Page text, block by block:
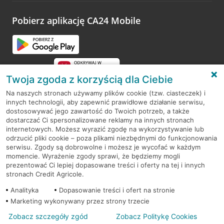
opinie.
Pobierz aplikację CA24 Mobile
RODO
Regulamin serwisu
Mapa serwisu
PolitykaCookies
© 2026 Credit Agricole Bank Polska S.A. Wszelkie prawa zastrzeżone
Twoja zgoda z korzyścią dla Ciebie
Na naszych stronach używamy plików cookie (tzw. ciasteczek) i
innych technologii, aby zapewnić prawidłowe działanie serwisu,
dostosowywać jego zawartość do Twoich potrzeb, a także
dostarczać Ci spersonalizowane reklamy na innych stronach
internetowych. Możesz wyrazić zgodę na wykorzystywanie lub
odrzucić pliki cookie – poza plikami niezbędnymi do funkcjonowania
serwisu. Zgody są dobrowolne i możesz je wycofać w każdym
momencie. Wyrażenie zgody sprawi, że będziemy mogli
prezentować Ci lepiej dopasowane treści i oferty na tej i innych
stronach Credit Agricole.
Analityka
Dopasowanie treści i ofert na stronie
Marketing wykonywany przez strony trzecie
Zobacz szczegóły zgód Zobacz Politykę Cookies